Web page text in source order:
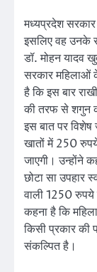
मध्यप्रदेश
इसलिए वह उनके
डॉ. मोहन यादव
सरकार महिलाओं
है कि इस बार
की तरफ से शगुन
इस बात पर
खातों में 250
जाएगी। उन्होंने
छोटा सा उपहार
वाली 1250 रुपये
कहना है कि
किसी प्रकार की
संकल्पित है।